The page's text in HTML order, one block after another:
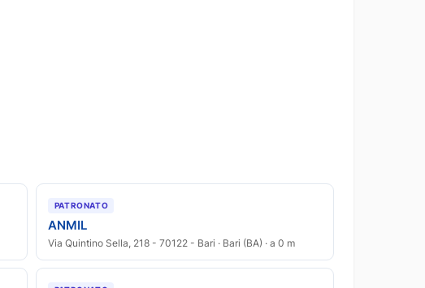
PATRONATO
ANMIL
Via Quintino Sella, 218 - 70122 - Bari · Bari (BA) · a 0 m